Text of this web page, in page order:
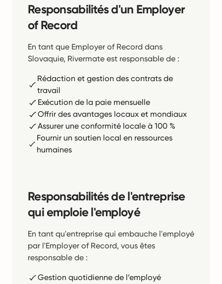
Responsabilités d'un Employer
of Record
En tant que Employer of Record dans
Slovaquie, Rivermate est responsable de :
Rédaction et gestion des contrats de
travail
Exécution de la paie mensuelle
Offrir des avantages locaux et mondiaux
Assurer une conformité locale à 100 %
Fournir un soutien local en ressources
humaines
Responsabilités de l'entreprise
qui emploie l'employé
En tant qu'entreprise qui embauche l'employé
par l'Employer of Record, vous êtes
responsable de :
Gestion quotidienne de l’employé